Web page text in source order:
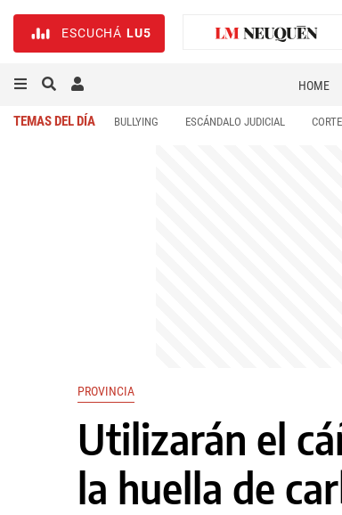
ESCUCHÁ LU5
HOME
TEMAS DEL DÍA BULLYING ESCÁNDALO JUDICIAL
PROVINCIA
Utilizarán el
la huella de